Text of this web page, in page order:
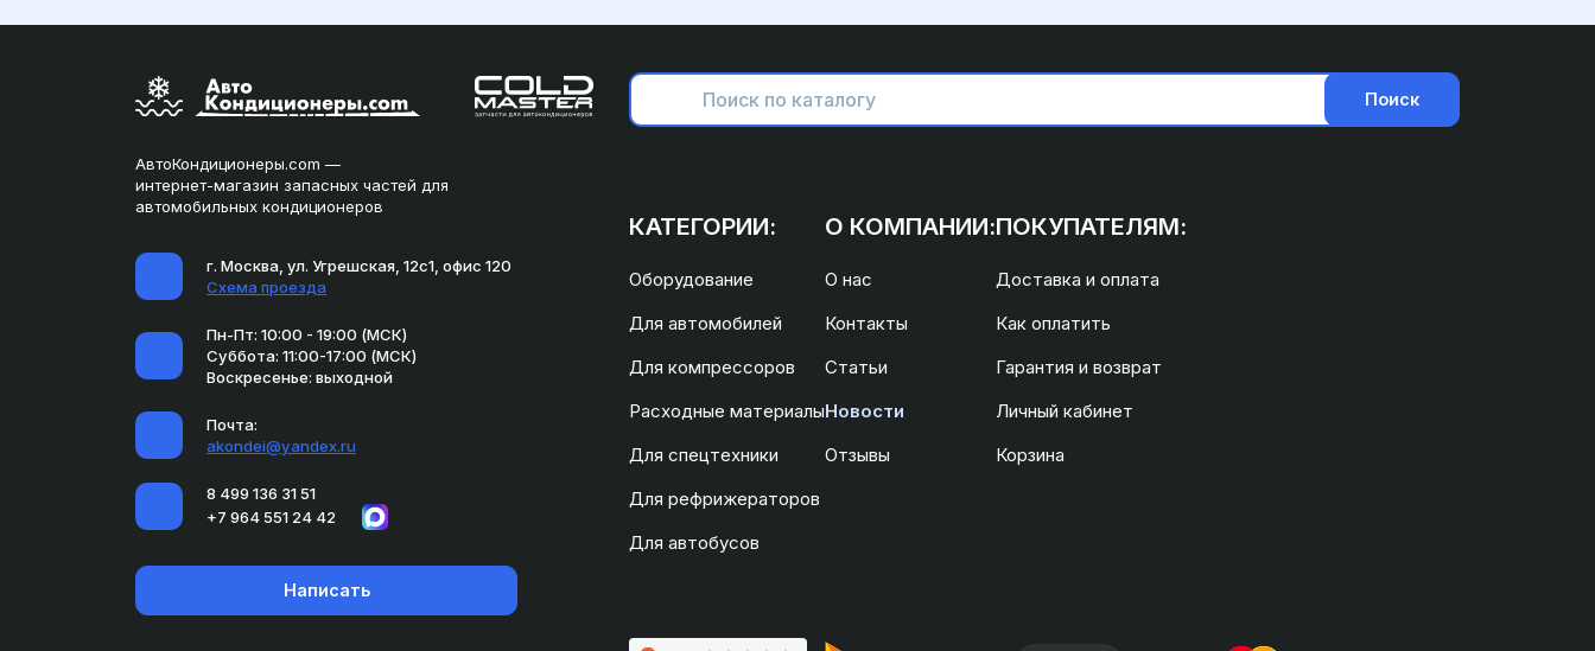
АвтоКондиционеры.com —
интернет-магазин запасных частей для
автомобильных кондиционеров
г. Москва, ул. Угрешская, 12с1, офис 120
Схема проезда
Пн-Пт: 10:00 - 19:00 (МСК)
Суббота: 11:00-17:00 (МСК)
Воскресенье: выходной
Почта:
akondei@yandex.ru
8 499 136 31 51
+7 964 551 24 42
Написать
Поиск
КАТЕГОРИИ:
Оборудование
Для автомобилей
Для компрессоров
Расходные материалы
Для спецтехники
Для рефрижераторов
Для автобусов
О КОМПАНИИ:
О нас
Контакты
Статьи
Новости
Отзывы
ПОКУПАТЕЛЯМ:
Доставка и оплата
Как оплатить
Гарантия и возврат
Личный кабинет
Корзина